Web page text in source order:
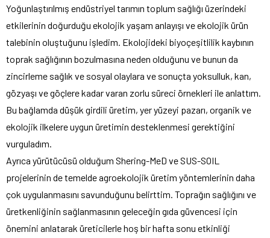
Yoğunlaştırılmış endüstriyel tarımın toplum sağlığı üzerindeki
etkilerinin doğurduğu ekolojik yaşam anlayışı ve ekolojik ürün
talebinin oluştuğunu işledim. Ekolojideki biyoçeşitlilik kaybının
toprak sağlığının bozulmasına neden olduğunu ve bunun da
zincirleme sağlık ve sosyal olaylara ve sonuçta yoksulluk, kan,
gözyaşı ve göçlere kadar varan zorlu süreci örnekleri ile anlattım.
Bu bağlamda düşük girdili üretim, yer yüzeyi pazarı, organik ve
ekolojik ilkelere uygun üretimin desteklenmesi gerektiğini
vurguladım.
Ayrıca yürütücüsü olduğum Shering-MeD ve SUS-SOIL
projelerinin de temelde agroekolojik üretim yöntemlerinin daha
çok uygulanmasını savunduğunu belirttim. Toprağın sağlığını ve
üretkenliğinin sağlanmasının geleceğin gıda güvencesi için
önemini anlatarak üreticilerle hoş bir hafta sonu etkinliği